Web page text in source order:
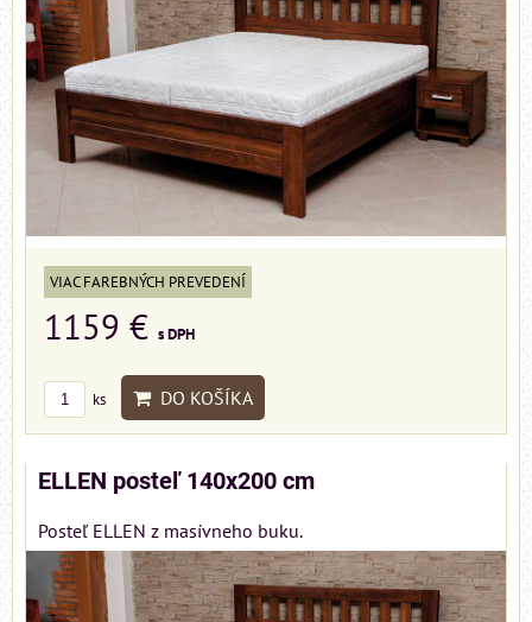
VIAC FAREBNÝCH PREVEDENÍ
1159 € s DPH
ks DO KOŠÍKA
ELLEN posteľ 140x200 cm
Posteľ ELLEN z masívneho buku.